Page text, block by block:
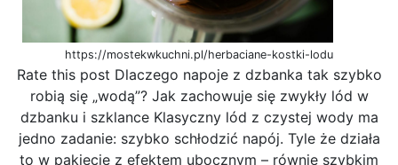
https://mostekwkuchni.pl/herbaciane-kostki-lodu
Rate this post Dlaczego napoje z dzbanka tak szybko
robią się „wodą”? Jak zachowuje się zwykły lód w
dzbanku i szklance Klasyczny lód z czystej wody ma
jedno zadanie: szybko schłodzić napój. Tyle że działa
to w pakiecie z efektem ubocznym – równie szybkim